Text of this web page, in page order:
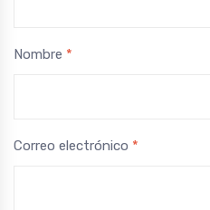
Nombre *
Correo electrónico *